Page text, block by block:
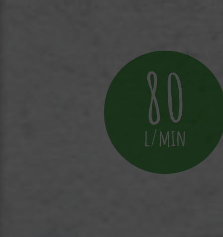
80
l/min